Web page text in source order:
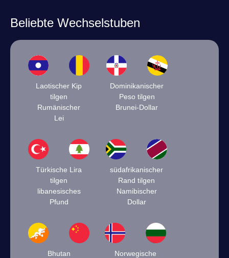
Beliebte Wechselstuben
Laotischer Kip
tilgen
Rumänischer
Lei
Dominikanischer
Peso tilgen
Brunei-Dollar
Türkische Lira
tilgen
libanesisches
Pfund
südafrikanischer
Rand tilgen
Namibischer
Dollar
Bhutan
Norwegische